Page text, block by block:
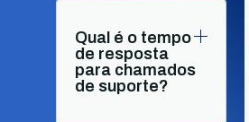
Qual é o tempo
de resposta
para chamados
de suporte?